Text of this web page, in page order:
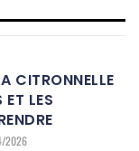
CITRONNELLE
LES
2026